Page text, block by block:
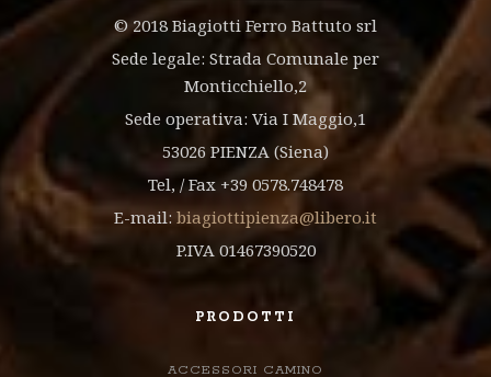
© 2018 Biagiotti Ferro Battuto srl
Sede legale: Strada Comunale per
Monticchiello,2
Sede operativa: Via I Maggio,1
53026 PIENZA (Siena)
Tel, / Fax +39 0578.748478
E-mail: biagiottipienza@libero.it
P.IVA 01467390520
PRODOTTI
ACCESSORI CAMINO